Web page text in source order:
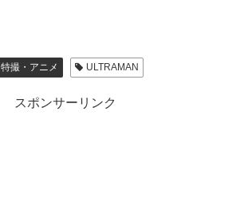
特撮・アニメ ULTRAMAN
スポンサーリンク